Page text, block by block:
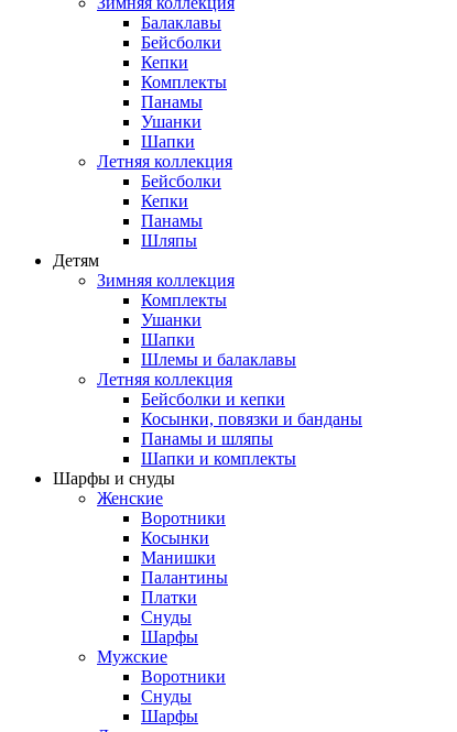
Балаклавы
Бейсболки
Кепки
Комплекты
Панамы
Ушанки
Шапки
Летняя коллекция
Бейсболки
Кепки
Панамы
Шляпы
Детям
Зимняя коллекция
Комплекты
Ушанки
Шапки
Шлемы и балаклавы
Летняя коллекция
Бейсболки и кепки
Косынки, повязки и банданы
Панамы и шляпы
Шапки и комплекты
Шарфы и снуды
Женские
Воротники
Косынки
Манишки
Палантины
Платки
Снуды
Шарфы
Мужские
Воротники
Снуды
Шарфы